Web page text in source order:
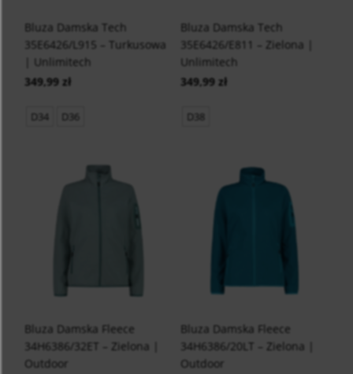
Bluza Damska Tech
35E6426/L915 – Turkusowa
| Unlimitech
349,99 zł
D34 D36
Bluza Damska Tech
35E6426/E811 – Zielona |
Unlimitech
349,99 zł
D38
Bluza Damska Fleece
34H6386/32ET – Zielona |
Outdoor
Bluza Damska Fleece
34H6386/20LT – Zielona |
Outdoor